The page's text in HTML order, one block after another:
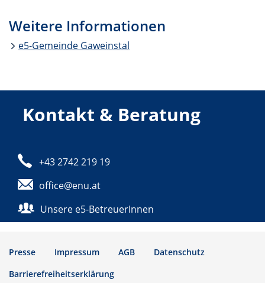
Weitere Informationen
e5-Gemeinde Gaweinstal
Kontakt & Beratung
Telefon:
+43 2742 219 19
E-Mail:
office@enu.at
Unsere e5-BetreuerInnen
Presse Impressum AGB
Datenschutz
Barrierefreiheitserklärung